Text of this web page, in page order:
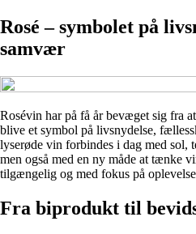
Rosé – symbolet på
samvær
Rosévin har på få år bevæget sig fra
blive et symbol på livsnydelse,
lyserøde vin forbindes i dag med sol,
men også med en ny måde at tænke
tilgængelig og med fokus på
Fra biprodukt til